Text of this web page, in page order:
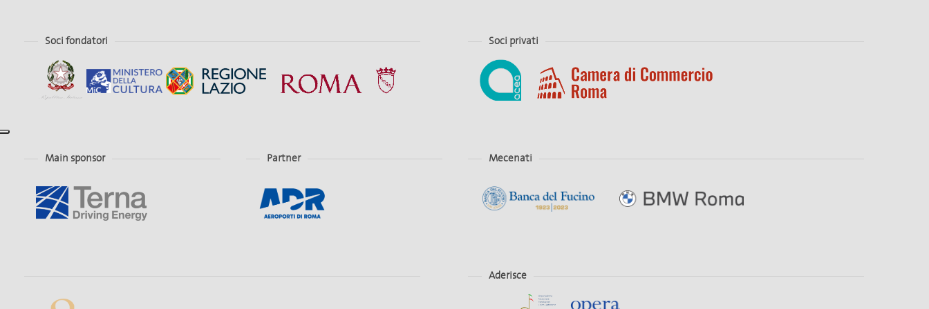
Soci fondatori Soci privati
Main sponsor Partner Mecenati
Aderisce